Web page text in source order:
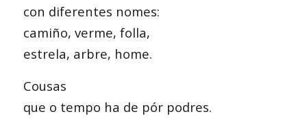
con diferentes nomes:
camiño, verme, folla,
estrela, arbre, home.
Cousas
que o tempo ha de pór podres.